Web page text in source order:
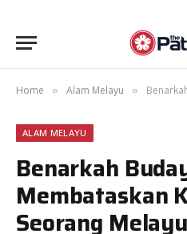
Home » Alam Melayu » Benarkah
ALAM MELAYU
Benarkah
Membataskan
Seorang